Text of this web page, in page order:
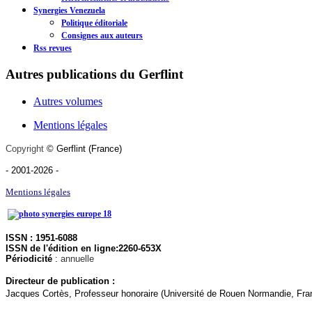
Synergies Venezuela
Politique éditoriale
Consignes aux auteurs
Rss revues
Autres publications du Gerflint
Autres volumes
Mentions légales
Copyright © Gerflint (France)
- 2001-2026 -
Mentions légales
ISSN : 1951-6088
ISSN de l'édition en ligne:2260-653X
Périodicité : annuelle
Directeur de publication :
Jacques Cortès, Professeur honoraire (Université de Rouen Normandie,